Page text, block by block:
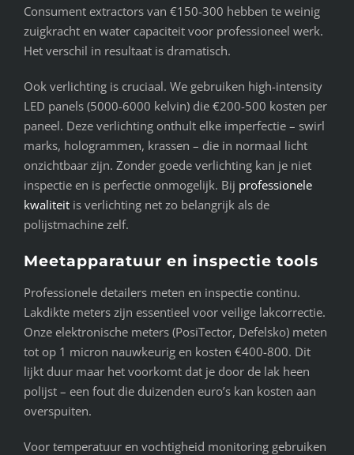
Consument extractors van €150-300 hebben te weinig
zuigkracht en water capaciteit voor professioneel werk.
Het verschil in resultaat is dramatisch.
Ook verlichting is cruciaal. We gebruiken high-intensity
LED panels (5000-6000 kelvin) die €200-500 kosten per
paneel. Deze verlichting onthult elke imperfectie – swirl
marks, hologrammen, krassen – die in normaal licht
onzichtbaar zijn. Zonder goede verlichting kan je niet
inspectie en is perfectie onmogelijk. Bij professionele
kwaliteit is verlichting net zo belangrijk als de
polijstmachine zelf.
Meetapparatuur en inspectie tools
Professionele detailers meten en inspectie continu.
Lakdikte meters zijn essentieel voor veilige lakcorrectie.
Onze elektronische meters (PosiTector, Defelsko) meten
tot op 1 micron nauwkeurig en kosten €400-800. Dit
lijkt duur maar het voorkomt dat je door de lak heen
polijst – een fout die duizenden euro’s kan kosten aan
overspuiten.
Voor temperatuur en vochtigheid monitoring gebruiken